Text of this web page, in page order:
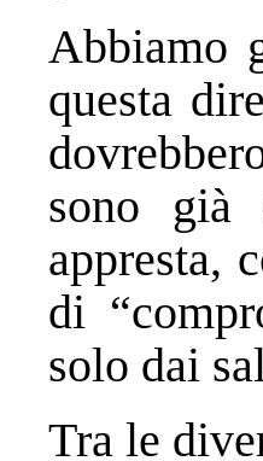
Abbiamo
questa
sono già
appresta,
di
solo dai
Tra le